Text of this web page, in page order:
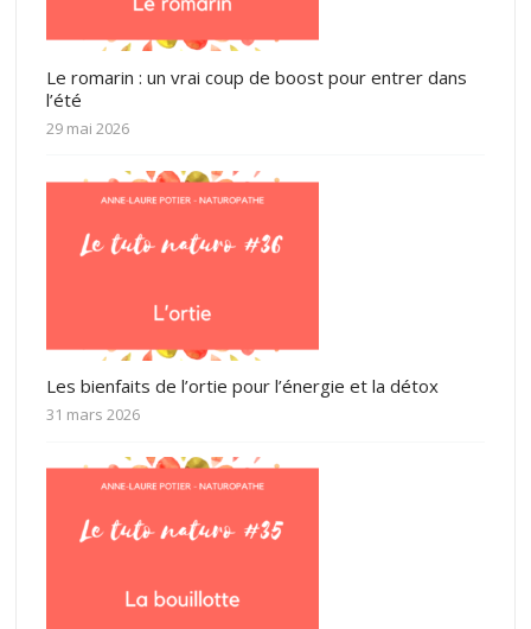
Le romarin : un vrai coup de boost pour entrer dans
l’été
29 mai 2026
Les bienfaits de l’ortie pour l’énergie et la détox
31 mars 2026